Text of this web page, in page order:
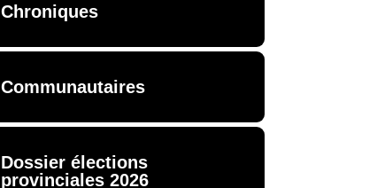
Chroniques
Communautaires
Dossier élections
provinciales 2026